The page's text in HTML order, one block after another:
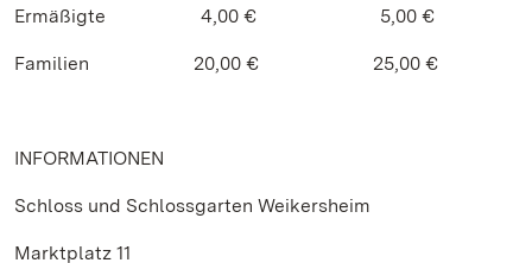
Ermäßigte 4,00 € 5,00 €
Familien 20,00 € 25,00 €
INFORMATIONEN
Schloss und Schlossgarten Weikersheim
Marktplatz 11